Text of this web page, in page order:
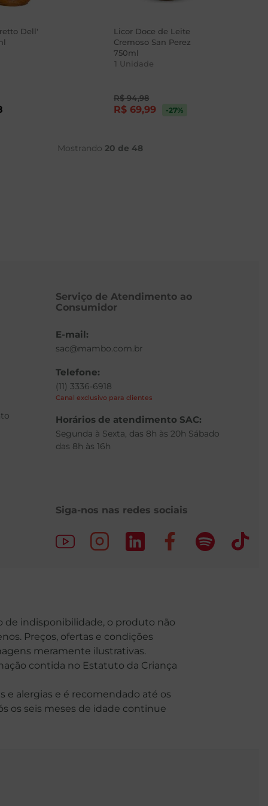
Dell'
Licor Doce de Leite
Cremoso San Perez
750ml
1 Unidade
R$ 94,98
R$ 69,99 -27%
Mostrando 20 de 48
Serviço de Atendimento ao
Consumidor
E-mail:
sac@mambo.com.br
Telefone:
(11) 3336-6918
Canal exclusivo para clientes
Horários de atendimento SAC:
Segunda à Sexta, das 8h às 20h Sábado
das 8h às 16h
Siga-nos nas redes sociais
de indisponibilidade, o produto não
Preços, ofertas e condições
meramente ilustrativas.
contida no Estatuto da Criança
e alergias e é recomendado até os
os seis meses de idade continue